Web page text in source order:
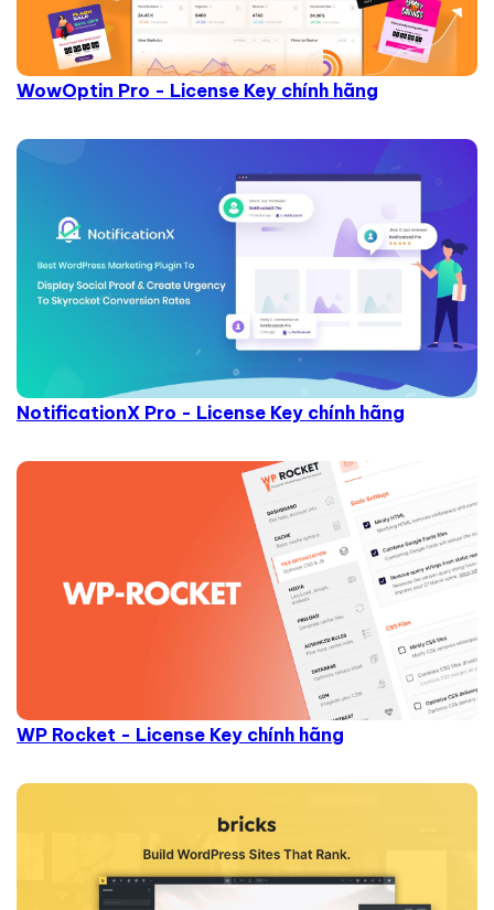
WowOptin Pro - License Key chính hãng
NotificationX Pro - License Key chính hãng
WP Rocket - License Key chính hãng